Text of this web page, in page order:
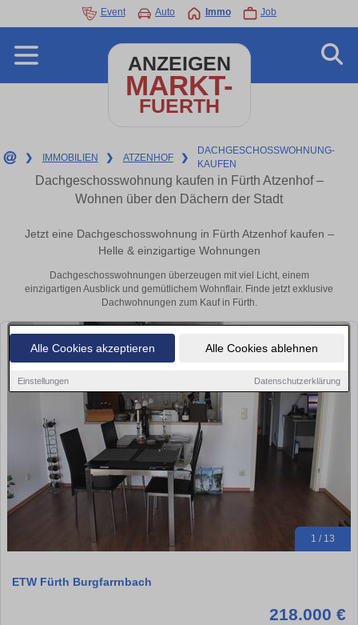
Alle Cookies akzeptieren Alle Cookies ablehnen
Einstellungen Datenschutzerklärung
Event Auto Immo Job
ANZEIGEN
MARKT-
FUERTH
❯ IMMOBILIEN ❯ ATZENHOF ❯
DACHGESCHOSSWOHNUNG-
KAUFEN
Dachgeschosswohnung kaufen in Fürth Atzenhof –
Wohnen über den Dächern der Stadt
Jetzt eine Dachgeschosswohnung in Fürth Atzenhof kaufen –
Helle & einzigartige Wohnungen
Dachgeschosswohnungen überzeugen mit viel Licht, einem
einzigartigen Ausblick und gemütlichem Wohnflair. Finde jetzt exklusive
Dachwohnungen zum Kauf in Fürth.
1 / 13
ETW Fürth Burgfarrnbach
218.000 €